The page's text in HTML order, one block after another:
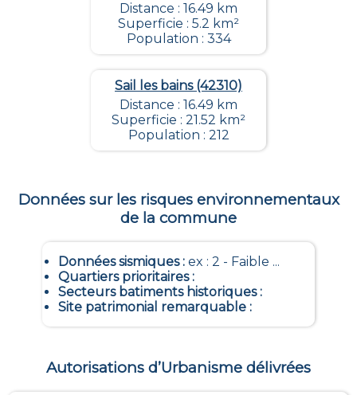
Distance : 16.49 km
Superficie : 5.2 km²
Population : 334
Sail les bains (42310)
Distance : 16.49 km
Superficie : 21.52 km²
Population : 212
Données sur les risques environnementaux
de la commune
Données sismiques: ex : 2 - Faible ...
Quartiers prioritaires:
Secteurs batiments historiques:
Site patrimonial remarquable:
Autorisations d’Urbanisme délivrées